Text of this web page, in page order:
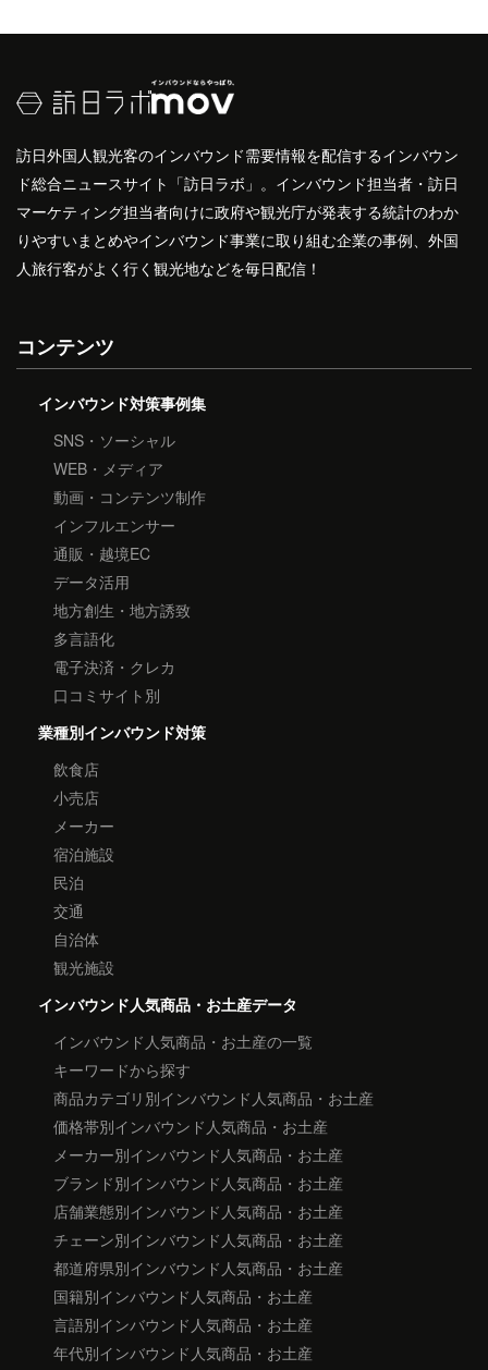
訪日外国人観光客のインバウンド需要情報を配信するインバウン
ド総合ニュースサイト「訪日ラボ」。インバウンド担当者・訪日
マーケティング担当者向けに政府や観光庁が発表する統計のわか
りやすいまとめやインバウンド事業に取り組む企業の事例、外国
人旅行客がよく行く観光地などを毎日配信！
コンテンツ
インバウンド対策事例集
SNS・ソーシャル
WEB・メディア
動画・コンテンツ制作
インフルエンサー
通販・越境EC
データ活用
地方創生・地方誘致
多言語化
電子決済・クレカ
口コミサイト別
業種別インバウンド対策
飲食店
小売店
メーカー
宿泊施設
民泊
交通
自治体
観光施設
インバウンド人気商品・お土産データ
インバウンド人気商品・お土産の一覧
キーワードから探す
商品カテゴリ別インバウンド人気商品・お土産
価格帯別インバウンド人気商品・お土産
メーカー別インバウンド人気商品・お土産
ブランド別インバウンド人気商品・お土産
店舗業態別インバウンド人気商品・お土産
チェーン別インバウンド人気商品・お土産
都道府県別インバウンド人気商品・お土産
国籍別インバウンド人気商品・お土産
言語別インバウンド人気商品・お土産
年代別インバウンド人気商品・お土産